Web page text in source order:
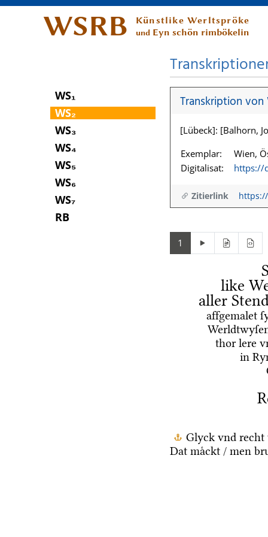
WSRB Künstlike Werltspröke
und Eyn schön rimbökelin
WS₁
WS₂
WS₃
WS₄
WS₅
WS₆
WS₇
RB
Transkription von
[Lübeck]: [Balhorn,
Exemplar:
Wien,
Digitalisat:
https://
Zitierlink
1
like
aller
affgemalet
thor lere
in
Glyck vnd recht
Dat maͤckt / men